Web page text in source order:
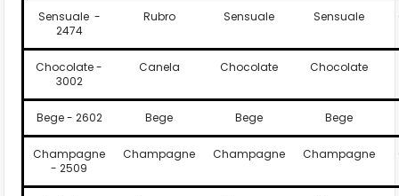
Sensuale -
2474
Rubro Sensuale Sensuale
Chocolate -
3002
Canela Chocolate Chocolate
Bege - 2602 Bege Bege Bege
Champagne
- 2509
Champagne Champagne Champagne